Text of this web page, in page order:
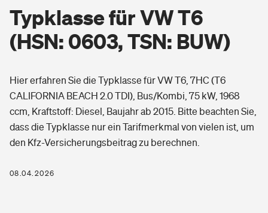
Berufsunfähigkeitsversicherung
Erwerbsunfähigkeitsversicherung
Grundfähigkeitsversicherung
Arbeitsrechtsschutz
Berufshaftpflichtversicherung
Zur Übersicht
Wohnen
Elementarversicherung
Freizeit
Pri­vate Haft­pflicht­
Gesundheit
Private Krankenversicherung
Typklasse für VW T6
(HSN: 0603, TSN: BUW)
Hier erfahren Sie die Typklasse für VW T6, 7HC (T6
CALIFORNIA BEACH 2.0 TDI), Bus/Kombi, 75 kW, 1968
ccm, Kraftstoff: Diesel, Baujahr ab 2015. Bitte beachten Sie,
dass die Typklasse nur ein Tarifmerkmal von vielen ist, um
den Kfz-Versicherungsbeitrag zu berechnen.
08.04.2026